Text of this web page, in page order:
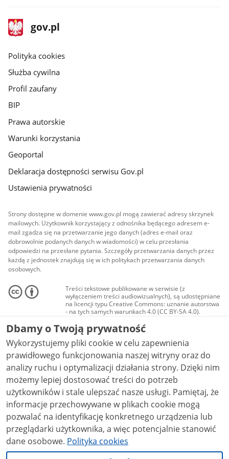
stopka
gov.pl
Strona
gov.pl
gov.pl
Polityka cookies
Służba cywilna
Profil zaufany
BIP
Prawa autorskie
Warunki korzystania
Geoportal
Deklaracja dostępności serwisu Gov.pl
Ustawienia prywatności
Strony dostępne w domenie www.gov.pl mogą zawierać adresy skrzynek
mailowych. Użytkownik korzystający z odnośnika będącego adresem e-
mail zgadza się na przetwarzanie jego danych (adres e-mail oraz
dobrowolnie podanych danych w wiadomości) w celu przesłania
odpowiedzi na przesłane pytania. Szczegóły przetwarzania danych przez
każdą z jednostek znajdują się w ich politykach przetwarzania danych
osobowych.
Treści tekstowe publikowane w serwisie (z
wyłączeniem treści audiowizualnych), są udostępniane
na licencji typu Creative Commons: uznanie autorstwa
- na tych samych warunkach 4.0 (CC BY-SA 4.0).
Materiały audiowizualne, w tym zdjęcia, materiały
audio i wideo, są udostępniane na licencji typu
Creative Commons: uznanie autorstwa użycie
niekomercyjne - bez utworów zależnych 4.0 (CC BY-
NC-ND 4.0), o ile nie jest to stwierdzone inaczej.
Dbamy o Twoją prywatność
Wykorzystujemy pliki cookie w celu zapewnienia
prawidłowego funkcjonowania naszej witryny oraz do
analizy ruchu i optymalizacji działania strony. Dzięki nim
możemy lepiej dostosować treści do potrzeb
użytkowników i stale ulepszać nasze usługi. Pamiętaj, że
informacje przechowywane w plikach cookie mogą
pozwalać na identyfikację konkretnego urządzenia lub
przeglądarki użytkownika, a więc potencjalnie stanowić
dane osobowe. Polityka cookies